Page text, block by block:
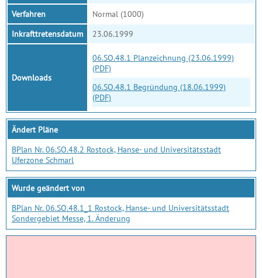
Verfahren
Normal (1000)
Inkrafttretensdatum
23.06.1999
Downloads
06.SO.48.1 Planzeichnung (23.06.1999)
(PDF)
06.SO.48.1 Begründung (18.06.1999)
(PDF)
Ändert Pläne
BPlan Nr. 06.SO.48.2 Rostock, Hanse- und Universitätsstadt
Uferzone Schmarl
Wurde geändert von
BPlan Nr. 06.SO.48.1_1 Rostock, Hanse- und Universitätsstadt
Sondergebiet Messe, 1. Änderung